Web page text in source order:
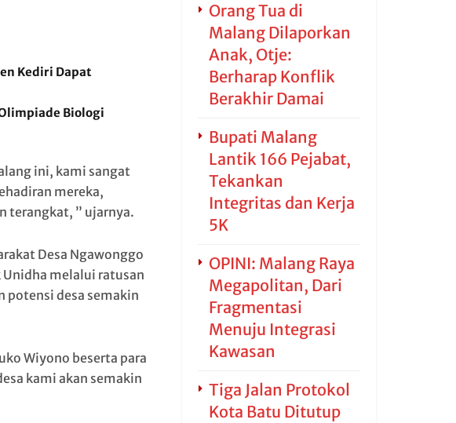
Kediri Dapat
Biologi
ini, kami sangat
mereka,
terangkat, ” ujarnya.
Desa Ngawonggo
melalui ratusan
potensi desa semakin
Wiyono beserta para
kami akan semakin
Orang Tua di
Malang Dilaporkan
Anak, Otje:
Berharap Konflik
Berakhir Damai
Bupati Malang
Lantik 166 Pejabat,
Tekankan
Integritas dan Kerja
5K
OPINI: Malang Raya
Megapolitan, Dari
Fragmentasi
Menuju Integrasi
Kawasan
Tiga Jalan Protokol
Kota Batu Ditutup